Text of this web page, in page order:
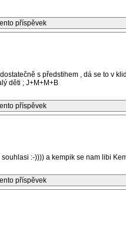
příspěvek
s předstihem , dá se to v
děti ; J+M+M+B
příspěvek
:-)))) a kempik se nam libi
příspěvek